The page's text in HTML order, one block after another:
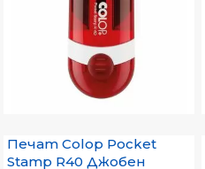
Печат Colop Pocket
Stamp R40 Джобен